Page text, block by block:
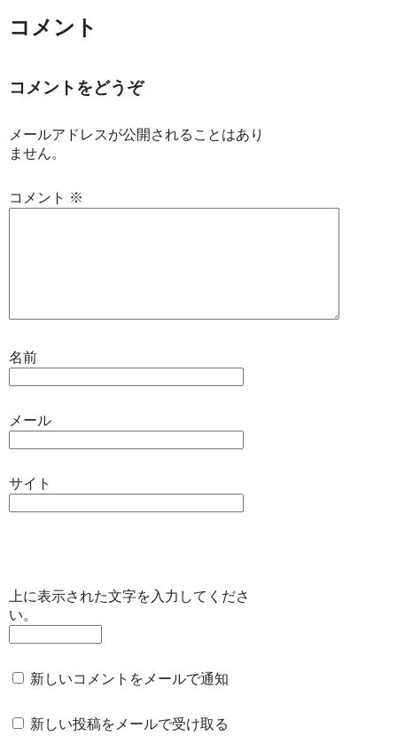
コメント
コメントをどうぞ
メールアドレスが公開されることはあり
ません。
コメント ※
名前
メール
サイト
上に表示された文字を入力してくださ
い。
新しいコメントをメールで通知
新しい投稿をメールで受け取る